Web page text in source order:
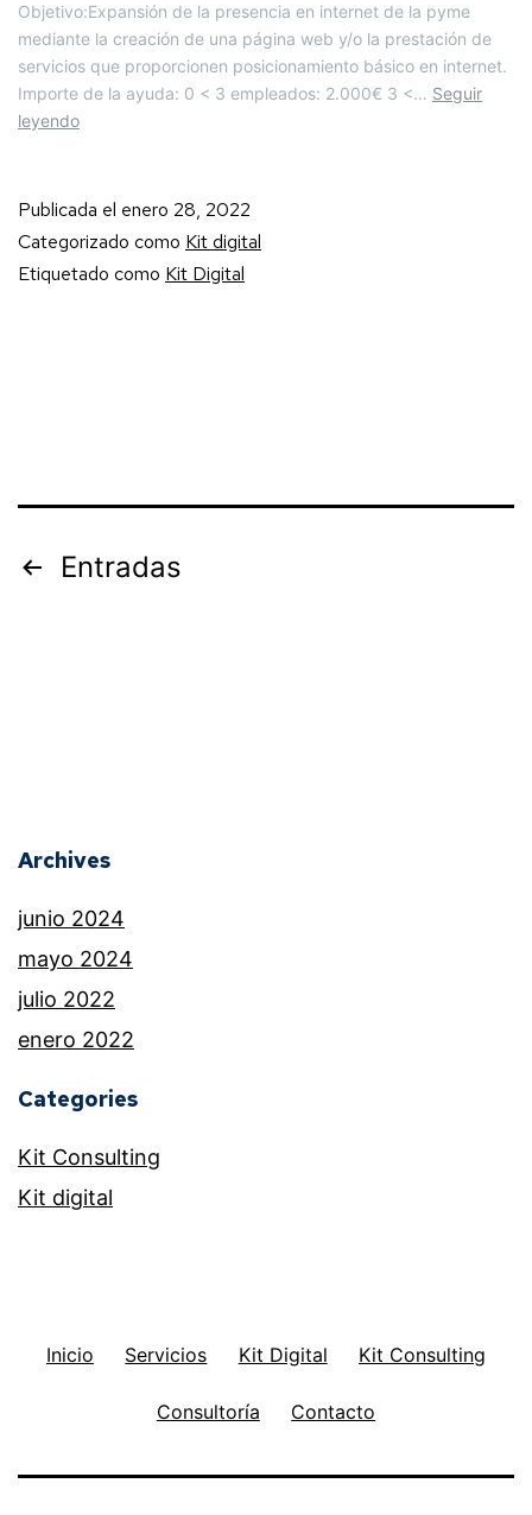
Objetivo:Expansión de la presencia en internet de la pyme
mediante la creación de una página web y/o la prestación de
servicios que proporcionen posicionamiento básico en internet.
Importe de la ayuda: 0 < 3 empleados: 2.000€ 3 <… Seguir
leyendo
Publicada el enero 28, 2022
Categorizado como Kit digital
Etiquetado como Kit Digital
Entradas
Archives
junio 2024
mayo 2024
julio 2022
enero 2022
Categories
Kit Consulting
Kit digital
Inicio Servicios Kit Digital Kit Consulting
Consultoría Contacto